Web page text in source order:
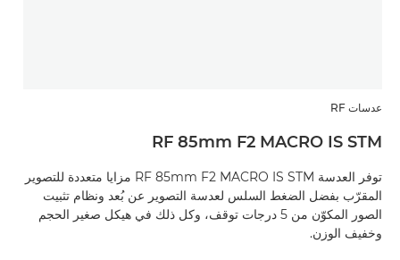
عدسات RF
RF 85mm F2 MACRO IS STM
توفر العدسة RF 85mm F2 MACRO IS STM مزايا متعددة للتصوير
المقرّب بفضل الضغط السلس لعدسة التصوير عن بُعد ونظام تثبيت
الصور المكوّن من 5 درجات توقف، وكل ذلك في هيكل صغير الحجم
وخفيف الوزن.